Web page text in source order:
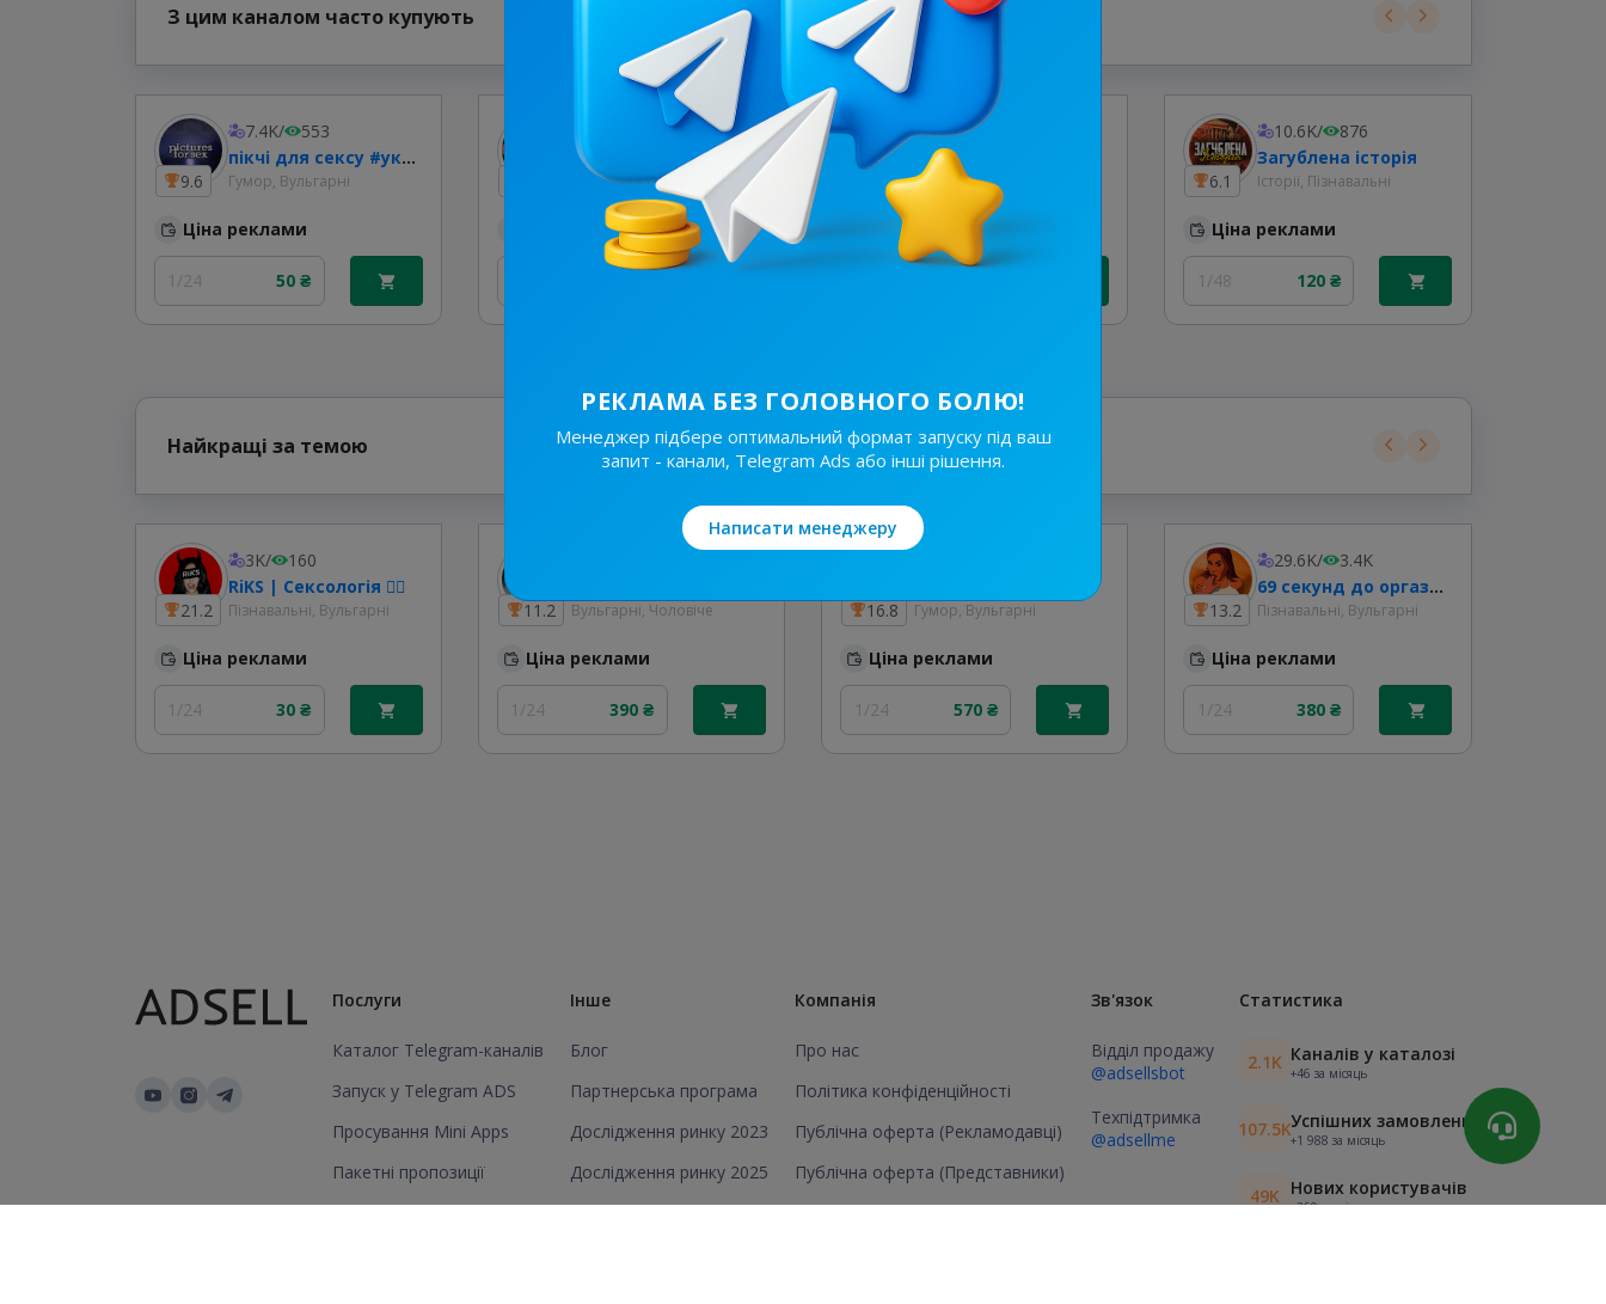
З цим каналом часто купують
9.6
7.4K/
553
пікчі для сексу #укртг
Гумор, Вульгарні
Ціна реклами
1/24 50 ₴
851
БЛУДХАТА😈
Вульгарні, Чоловіче
Ціна реклами
2.1
6.4K/
БІМБА 🇺🇦
Гумор, Вульгарні
Ціна реклами
6.1
10.6K/
876
Загублена історія
Історії, Пізнавальні
Ціна реклами
1/48 120 ₴
Найкращі за темою
21.2
3K/
160
RiKS | Сексологія ❤️‍🔥
Пізнавальні, Вульгарні
Ціна реклами
1/24 30 ₴
11.2 Вульгарні, Чоловіче
Ціна реклами
1/24 390 ₴
16.8 Гумор, Вульгарні
Ціна реклами
1/24 570 ₴
13.2
29.6K/
3.4K
69 секунд до оргазму 🇺🇦
Пізнавальні, Вульгарні
Ціна реклами
1/24 380 ₴
Послуги
Каталог Telegram-каналів
Запуск у Telegram ADS
Просування Mini Apps
Пакетні пропозиції
Інше
Блог
Партнерська програма
Дослідження ринку 2023
Дослідження ринку 2025
Компанія
Про нас
Політика конфіденційності
Публічна оферта (Рекламодавці)
Публічна оферта (Представники)
Зв'язок
Відділ продажу
@adsellsbot
Техпідтримка
@adsellme
Статистика
2.1K Каналів у каталозі
+46 за місяць
107.5KУспішних замовлень
+1 988 за місяць
49K Нових користувачів
+369 за місяць
РЕКЛАМА БЕЗ ГОЛОВНОГО БОЛЮ!
Менеджер підбере оптимальний формат запуску під ваш
запит - канали, Telegram Ads або інші рішення.
Написати менеджеру